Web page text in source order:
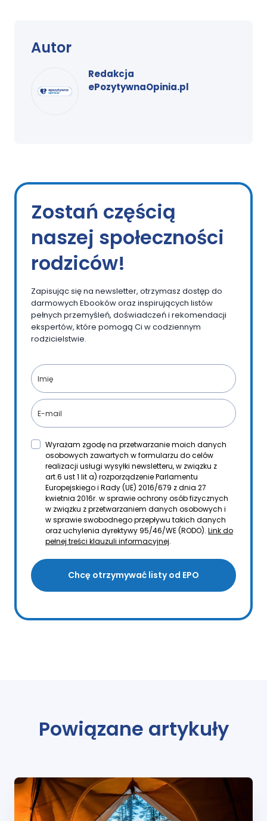
Autor
Redakcja
ePozytywnaOpinia.pl
Zostań częścią
naszej społeczności
rodziców!
Zapisując się na newsletter, otrzymasz dostęp do
darmowych Ebooków oraz inspirujących listów
pełnych przemyśleń, doświadczeń i rekomendacji
ekspertów, które pomogą Ci w codziennym
rodzicielstwie.
Wyrażam zgodę na przetwarzanie moich danych
osobowych zawartych w formularzu do celów
realizacji usługi wysyłki newsletteru, w związku z
art.6 ust 1 lit a) rozporządzenie Parlamentu
Europejskiego i Rady (UE) 2016/679 z dnia 27
kwietnia 2016r. w sprawie ochrony osób fizycznych
w związku z przetwarzaniem danych osobowych i
w sprawie swobodnego przepływu takich danych
oraz uchylenia dyrektywy 95/46/WE (RODO). Link do
pełnej treści klauzuli informacyjnej.
Chcę otrzymywać listy od EPO
Powiązane artykuły